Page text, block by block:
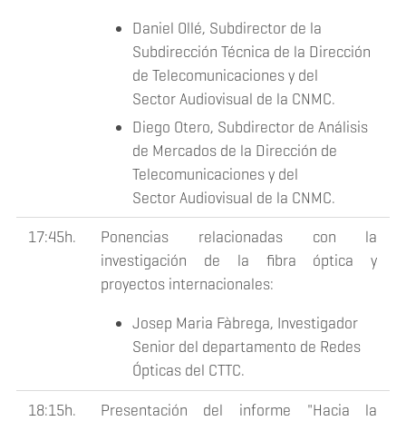
Daniel Ollé, Subdirector de la
Subdirección Técnica de la Dirección
de Telecomunicaciones y del
Sector Audiovisual de la CNMC.
Diego Otero, Subdirector de Análisis
de Mercados de la Dirección de
Telecomunicaciones y del
Sector Audiovisual de la CNMC.
17:45h.
Ponencias relacionadas con la
investigación de la fibra óptica y
proyectos internacionales:
Josep Maria Fàbrega, Investigador
Senior del departamento de Redes
Ópticas del CTTC.
18:15h.
Presentación del informe "Hacia la